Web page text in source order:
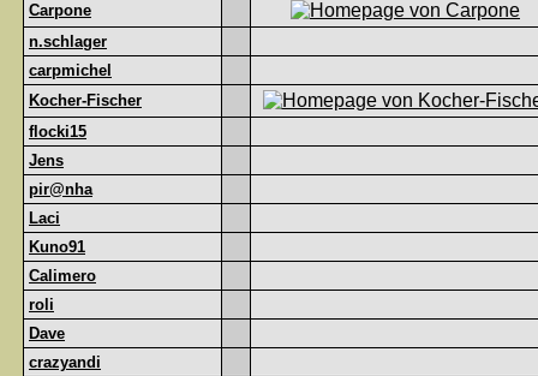
Carpone
n.schlager
carpmichel
Kocher-Fischer
flocki15
Jens
pir@nha
Laci
Kuno91
Calimero
roli
Dave
crazyandi